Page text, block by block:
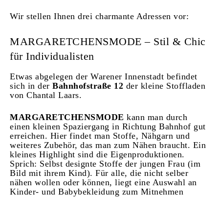
Wir stellen Ihnen drei charmante Adressen vor:
MARGARETCHENSMODE – Stil & Chic
für Individualisten
Etwas abgelegen der Warener Innenstadt befindet
sich in der Bahnhofstraße 12 der kleine Stoffladen
von Chantal Laars.
MARGARETCHENSMODE kann man durch
einen kleinen Spaziergang in Richtung Bahnhof gut
erreichen. Hier findet man Stoffe, Nähgarn und
weiteres Zubehör, das man zum Nähen braucht. Ein
kleines Highlight sind die Eigenproduktionen.
Sprich: Selbst designte Stoffe der jungen Frau (im
Bild mit ihrem Kind). Für alle, die nicht selber
nähen wollen oder können, liegt eine Auswahl an
Kinder- und Babybekleidung zum Mitnehmen